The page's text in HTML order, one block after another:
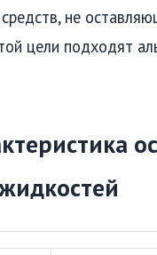
не
цели подходят